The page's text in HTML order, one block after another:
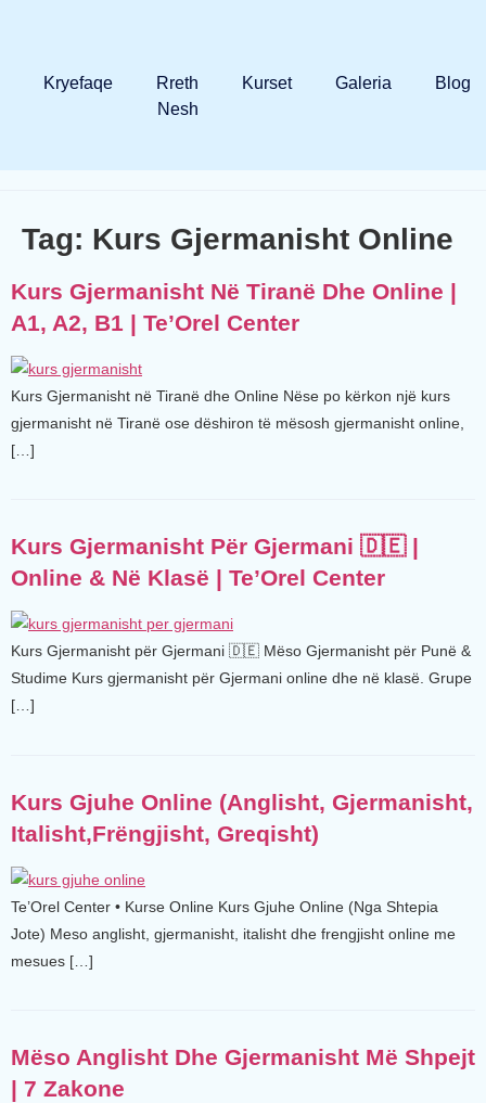
Kryefaqe
Rreth
Nesh
Kurset Galeria Blog
Tag: Kurs Gjermanisht Online
Kurs Gjermanisht Në Tiranë Dhe Online |
A1, A2, B1 | Te’Orel Center
Kurs Gjermanisht në Tiranë dhe Online Nëse po kërkon një kurs
gjermanisht në Tiranë ose dëshiron të mësosh gjermanisht online,
[…]
Kurs Gjermanisht Për Gjermani 🇩🇪 |
Online & Në Klasë | Te’Orel Center
Kurs Gjermanisht për Gjermani 🇩🇪 Mëso Gjermanisht për Punë &
Studime Kurs gjermanisht për Gjermani online dhe në klasë. Grupe
[…]
Kurs Gjuhe Online (Anglisht, Gjermanisht,
Italisht,Frëngjisht, Greqisht)
Te’Orel Center • Kurse Online Kurs Gjuhe Online (Nga Shtepia
Jote) Meso anglisht, gjermanisht, italisht dhe frengjisht online me
mesues […]
Mëso Anglisht Dhe Gjermanisht Më Shpejt
| 7 Zakone